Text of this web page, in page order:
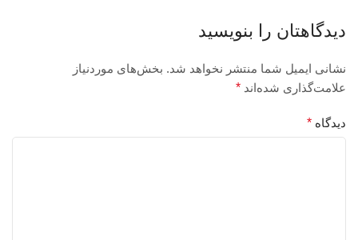
دیدگاهتان را بنویسید
نشانی ایمیل شما منتشر نخواهد شد. بخش‌های موردنیاز
علامت‌گذاری شده‌اند *
دیدگاه *